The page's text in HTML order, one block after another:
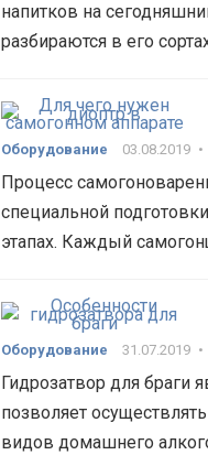
напитков на
разбираются в его
Оборудование 03.08.2019 •
Процесс
специальной
этапах. Каждый
Оборудование 31.07.2019 •
Гидрозатвор для браги
позволяет
видов домашнего